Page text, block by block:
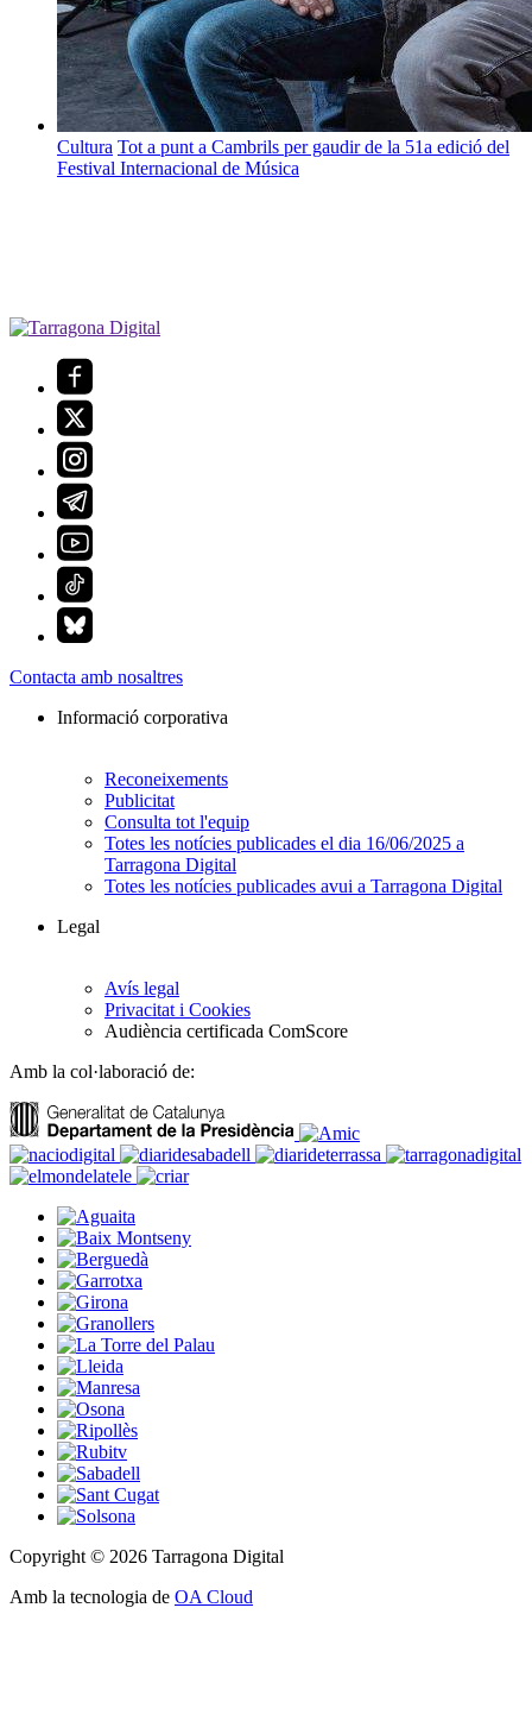
Cultura Tot a punt a Cambrils per gaudir de la 51a edició del
Festival Internacional de Música
Contacta amb nosaltres
Informació corporativa
Reconeixements
Publicitat
Consulta tot l'equip
Totes les notícies publicades el dia 16/06/2025 a
Tarragona Digital
Totes les notícies publicades avui a Tarragona Digital
Legal
Avís legal
Privacitat i Cookies
Audiència certificada ComScore
Amb la col·laboració de:
Copyright © 2026 Tarragona Digital
Amb la tecnologia de OA Cloud